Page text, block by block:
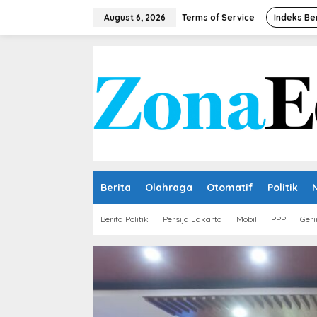
August 6, 2026 Terms of Service Indeks
Berita Olahraga Otomatif Politik
Berita Politik Persija Jakarta Mobil PPP